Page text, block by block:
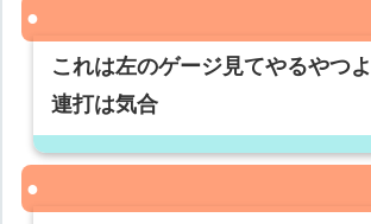
これは左のゲージ見てやるやつよ
連打は気合